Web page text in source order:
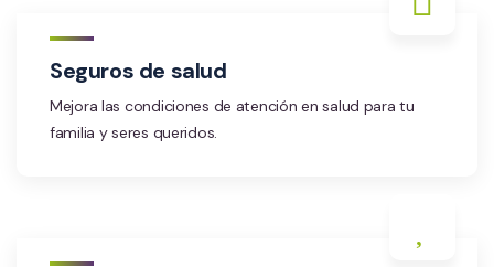
Seguros de salud
Mejora las condiciones de atención en salud para tu
familia y seres queridos.